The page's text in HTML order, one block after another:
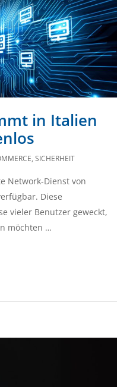
in Italien
, SICHERHEIT
Network-Dienst von
Diese
vieler Benutzer geweckt,
möchten …